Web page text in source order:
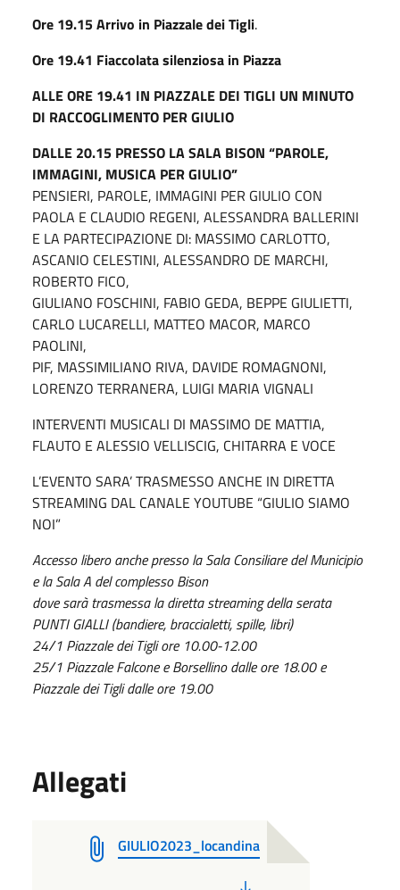
Ore 19.15 Arrivo in Piazzale dei Tigli.
Ore 19.41 Fiaccolata silenziosa in Piazza
ALLE ORE 19.41 IN PIAZZALE DEI TIGLI UN MINUTO
DI RACCOGLIMENTO PER GIULIO
DALLE 20.15 PRESSO LA SALA BISON “PAROLE,
IMMAGINI, MUSICA PER GIULIO”
PENSIERI, PAROLE, IMMAGINI PER GIULIO CON
PAOLA E CLAUDIO REGENI, ALESSANDRA BALLERINI
E LA PARTECIPAZIONE DI: MASSIMO CARLOTTO,
ASCANIO CELESTINI, ALESSANDRO DE MARCHI,
ROBERTO FICO,
GIULIANO FOSCHINI, FABIO GEDA, BEPPE GIULIETTI,
CARLO LUCARELLI, MATTEO MACOR, MARCO
PAOLINI,
PIF, MASSIMILIANO RIVA, DAVIDE ROMAGNONI,
LORENZO TERRANERA, LUIGI MARIA VIGNALI
INTERVENTI MUSICALI DI MASSIMO DE MATTIA,
FLAUTO E ALESSIO VELLISCIG, CHITARRA E VOCE
L’EVENTO SARA’ TRASMESSO ANCHE IN DIRETTA
STREAMING DAL CANALE YOUTUBE “GIULIO SIAMO
NOI”
Accesso libero anche presso la Sala Consiliare del Municipio
e la Sala A del complesso Bison
dove sarà trasmessa la diretta streaming della serata
PUNTI GIALLI (bandiere, braccialetti, spille, libri)
24/1 Piazzale dei Tigli ore 10.00-12.00
25/1 Piazzale Falcone e Borsellino dalle ore 18.00 e
Piazzale dei Tigli dalle ore 19.00
Allegati
GIULIO2023_locandina